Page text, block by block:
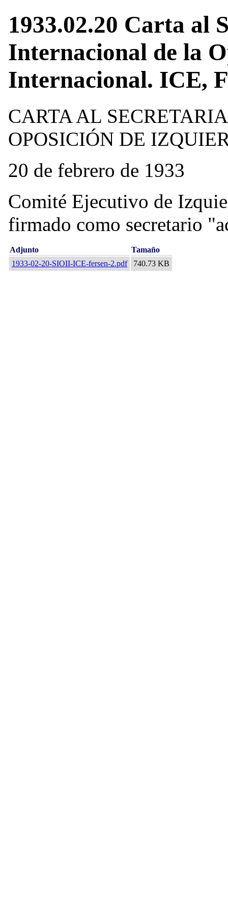
1933.02.20 Carta al
Internacional de la
Internacional. ICE,
CARTA AL
OPOSICIÓN DE
20 de febrero de 1933
Comité Ejecutivo de
firmado como secretario
Adjunto
Tamaño
1933-02-20-SIOII-ICE-fersen-2.pdf
740.73 KB